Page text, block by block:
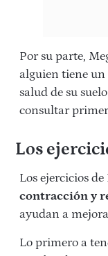
Por su parte,
alguien tiene un
salud de su
consultar
Los
Los ejercicios de
contracción y
ayudan a
Lo primero a